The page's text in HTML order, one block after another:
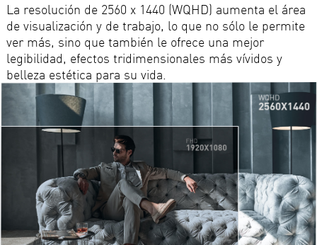
La resolución de 2560 x 1440 (WQHD) aumenta el área
de visualización y de trabajo, lo que no sólo le permite
ver más, sino que también le ofrece una mejor
legibilidad, efectos tridimensionales más vívidos y
belleza estética para su vida.